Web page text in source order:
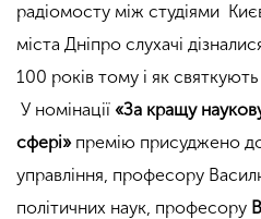
радіомосту між студіями
міста Дніпро слухачі
100 років тому і як святкують
У номінації «За кращу
сфері»премію присуджено
управління, професору
політичних наук, професору